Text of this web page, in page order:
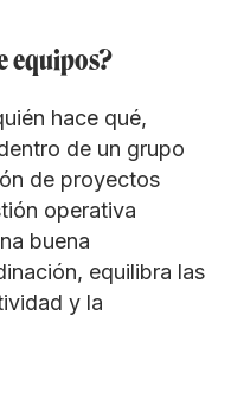
equipos?
hace qué,
de un grupo
de proyectos
operativa
buena
equilibra las
y la